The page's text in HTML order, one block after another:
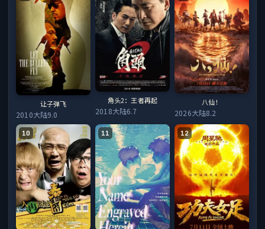
让子弹飞
2010大陆9.0
角头2：王者再起
2018大陆6.7
八仙！
2026大陆8.2
10 11 12